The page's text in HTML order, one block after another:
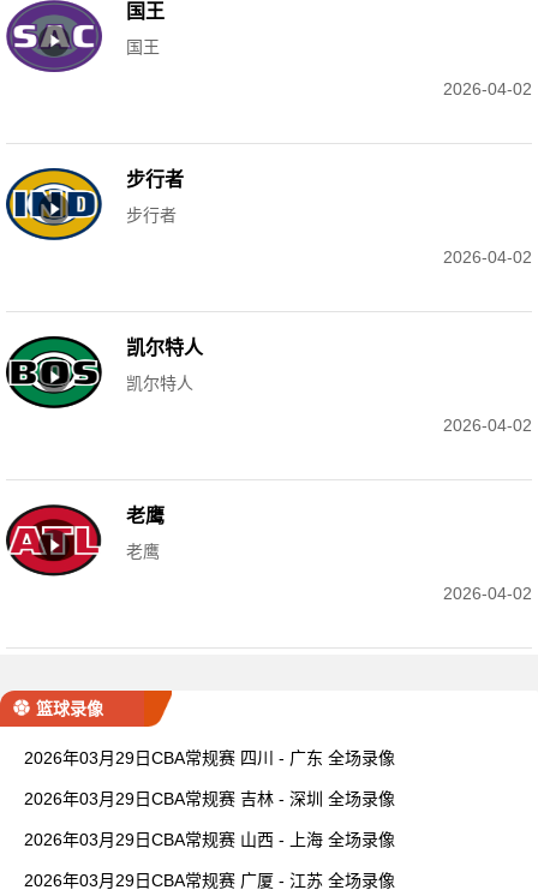
国王
国王
2026-04-02
步行者
步行者
2026-04-02
凯尔特人
凯尔特人
2026-04-02
老鹰
老鹰
2026-04-02
篮球录像
2026年03月29日CBA常规赛 四川 - 广东 全场录像
2026年03月29日CBA常规赛 吉林 - 深圳 全场录像
2026年03月29日CBA常规赛 山西 - 上海 全场录像
2026年03月29日CBA常规赛 广厦 - 江苏 全场录像